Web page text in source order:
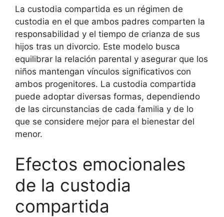
La custodia compartida es un régimen de
custodia en el que ambos padres comparten la
responsabilidad y el tiempo de crianza de sus
hijos tras un divorcio. Este modelo busca
equilibrar la relación parental y asegurar que los
niños mantengan vínculos significativos con
ambos progenitores. La custodia compartida
puede adoptar diversas formas, dependiendo
de las circunstancias de cada familia y de lo
que se considere mejor para el bienestar del
menor.
Efectos emocionales
de la custodia
compartida